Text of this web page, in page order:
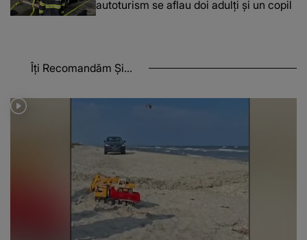
autoturism se aflau doi adulți și un copil
Îți Recomandăm Și...